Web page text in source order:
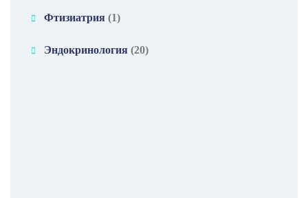
Фтизиатрия (1)
Эндокринология (20)